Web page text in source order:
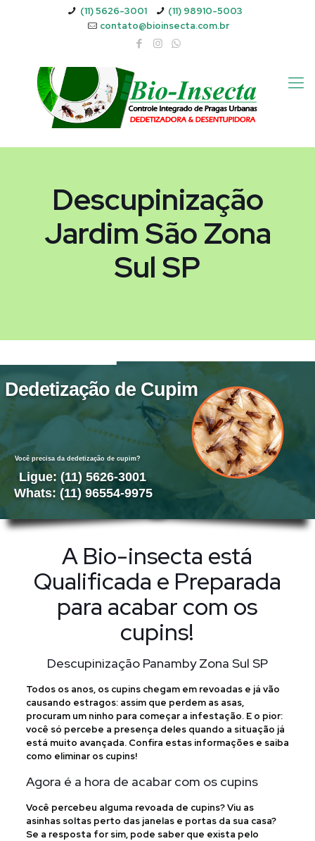
(11) 5626-3001
(11) 98910-5003
contato@bioinsecta.com.br
Descupinização
Jardim São Zona
Sul SP
Dedetização de Cupim
Você precisa da dedetização de cupim?
Ligue: (11) 5626-3001
Whats: (11) 96554-9975
A Bio-insecta está
Qualificada e Preparada
para acabar com os
cupins!
Descupinização Panamby Zona Sul SP
Todos os anos, os cupins chegam em revoadas e já vão
causando estragos: assim que perdem as asas,
procuram um ninho para começar a infestação. E o pior:
você só percebe a presença deles quando a situação já
está muito avançada. Confira estas informações e saiba
como eliminar os cupins!
Agora é a hora de acabar com os cupins
Você percebeu alguma revoada de cupins? Viu as
asinhas soltas perto das janelas e portas da sua casa?
Se a resposta for sim, pode saber que exista pelo